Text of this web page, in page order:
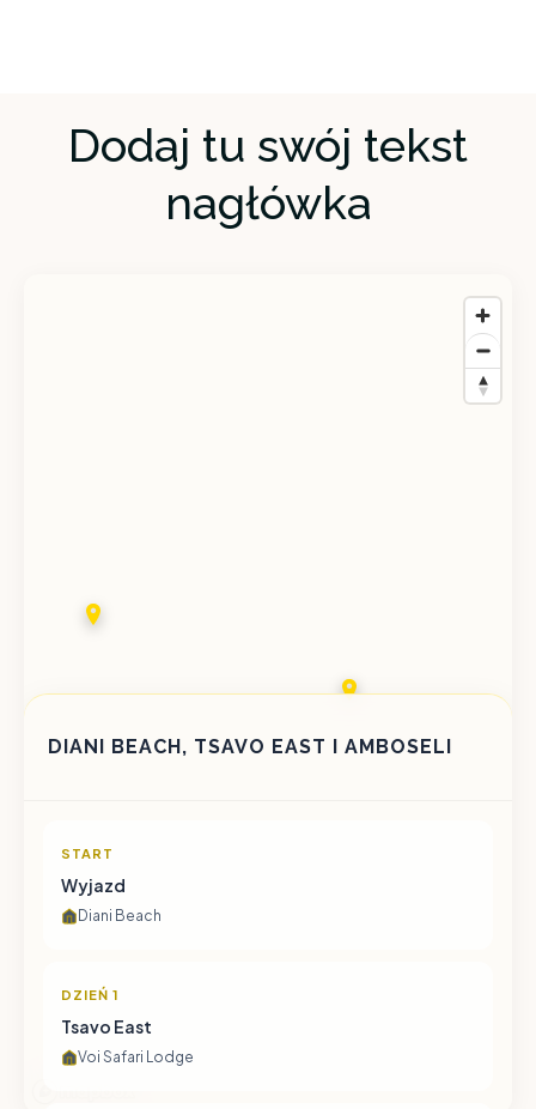
Dodaj tu swój tekst
nagłówka
DIANI BEACH, TSAVO EAST I AMBOSELI
START
Wyjazd
Diani Beach
DZIEŃ 1
Tsavo East
Voi Safari Lodge